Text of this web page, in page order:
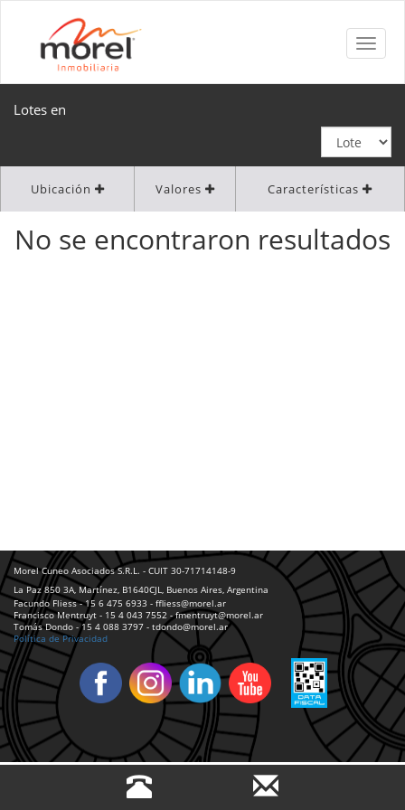
Lotes en
Ubicación Valores Características
No se encontraron resultados
Morel Cuneo Asociados S.R.L. - CUIT 30-71714148-9
La Paz 850 3A, Martínez, B1640CJL, Buenos Aires, Argentina
Facundo Fliess - 15 6 475 6933 - ffliess@morel.ar
Francisco Mentruyt - 15 4 043 7552 - fmentruyt@morel.ar
Tomás Dondo - 15 4 088 3797 - tdondo@morel.ar
Política de Privacidad